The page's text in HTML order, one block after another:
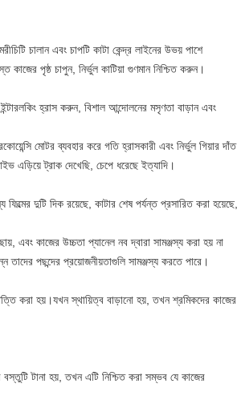
চালান এবং চাপটি কাটা কেন্দ্র লাইনের উভয় পাশে
কাজের পৃষ্ঠ চাপুন, নির্ভুল কাটিয়া গুণমান নিশ্চিত করুন।
হ্রাস করুন, বিশাল আন্দোলনের মসৃণতা বাড়ান এবং
মোটর ব্যবহার করে গতি হ্রাসকারী এবং নির্ভুল গিয়ার দাঁত
এড়িয়ে ট্রাক দেখেছি, চেপে ধরেছে ইত্যাদি।
দুটি দিক রয়েছে, কাটার শেষ পর্যন্ত প্রসারিত করা হয়েছে,
এবং কাজের উচ্চতা প্যানেল নব দ্বারা সামঞ্জস্য করা হয় না
তাদের পছন্দের প্রয়োজনীয়তাগুলি সামঞ্জস্য করতে পারে।
করা হয়।যখন স্থায়িত্ব বাড়ানো হয়, তখন শ্রমিকদের কাজের
টানা হয়, তখন এটি নিশ্চিত করা সম্ভব যে কাজের